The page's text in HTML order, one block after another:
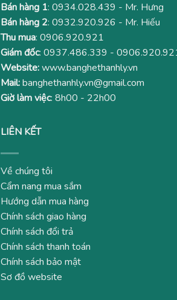
Bán hàng 1: 0934.028.439 - Mr. Hưng
Bán hàng 2: 0932.920.926 - Mr. Hiếu
Thu mua: 0906.920.921
Giám đốc: 0937.486.339 -
Website:www.banghethanhly.vn
Mail:banghethanhly.vn@gmail.com
Giờ làm việc: 8h00 - 22h00
LIÊN KẾT
Về chúng tôi
Cẩm nang mua sắm
Hướng dẫn mua hàng
Chính sách giao hàng
Chính sách đổi trả
Chính sách thanh toán
Chính sách bảo mật
Sơ đồ website